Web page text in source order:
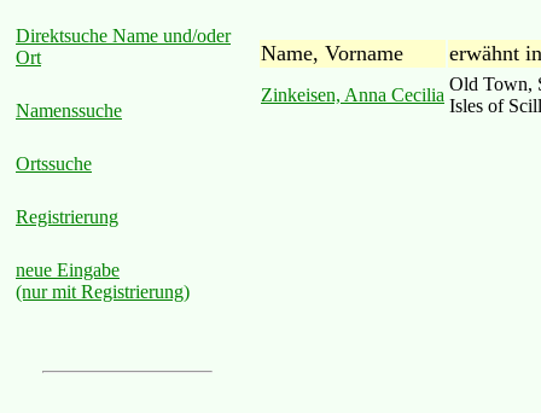
Direktsuche Name und/oder
Ort
Namenssuche
Ortssuche
Registrierung
neue Eingabe
(nur mit Registrierung)
Name, Vorname erwähnt in
Zinkeisen, Anna Cecilia
Old Town,
Isles of